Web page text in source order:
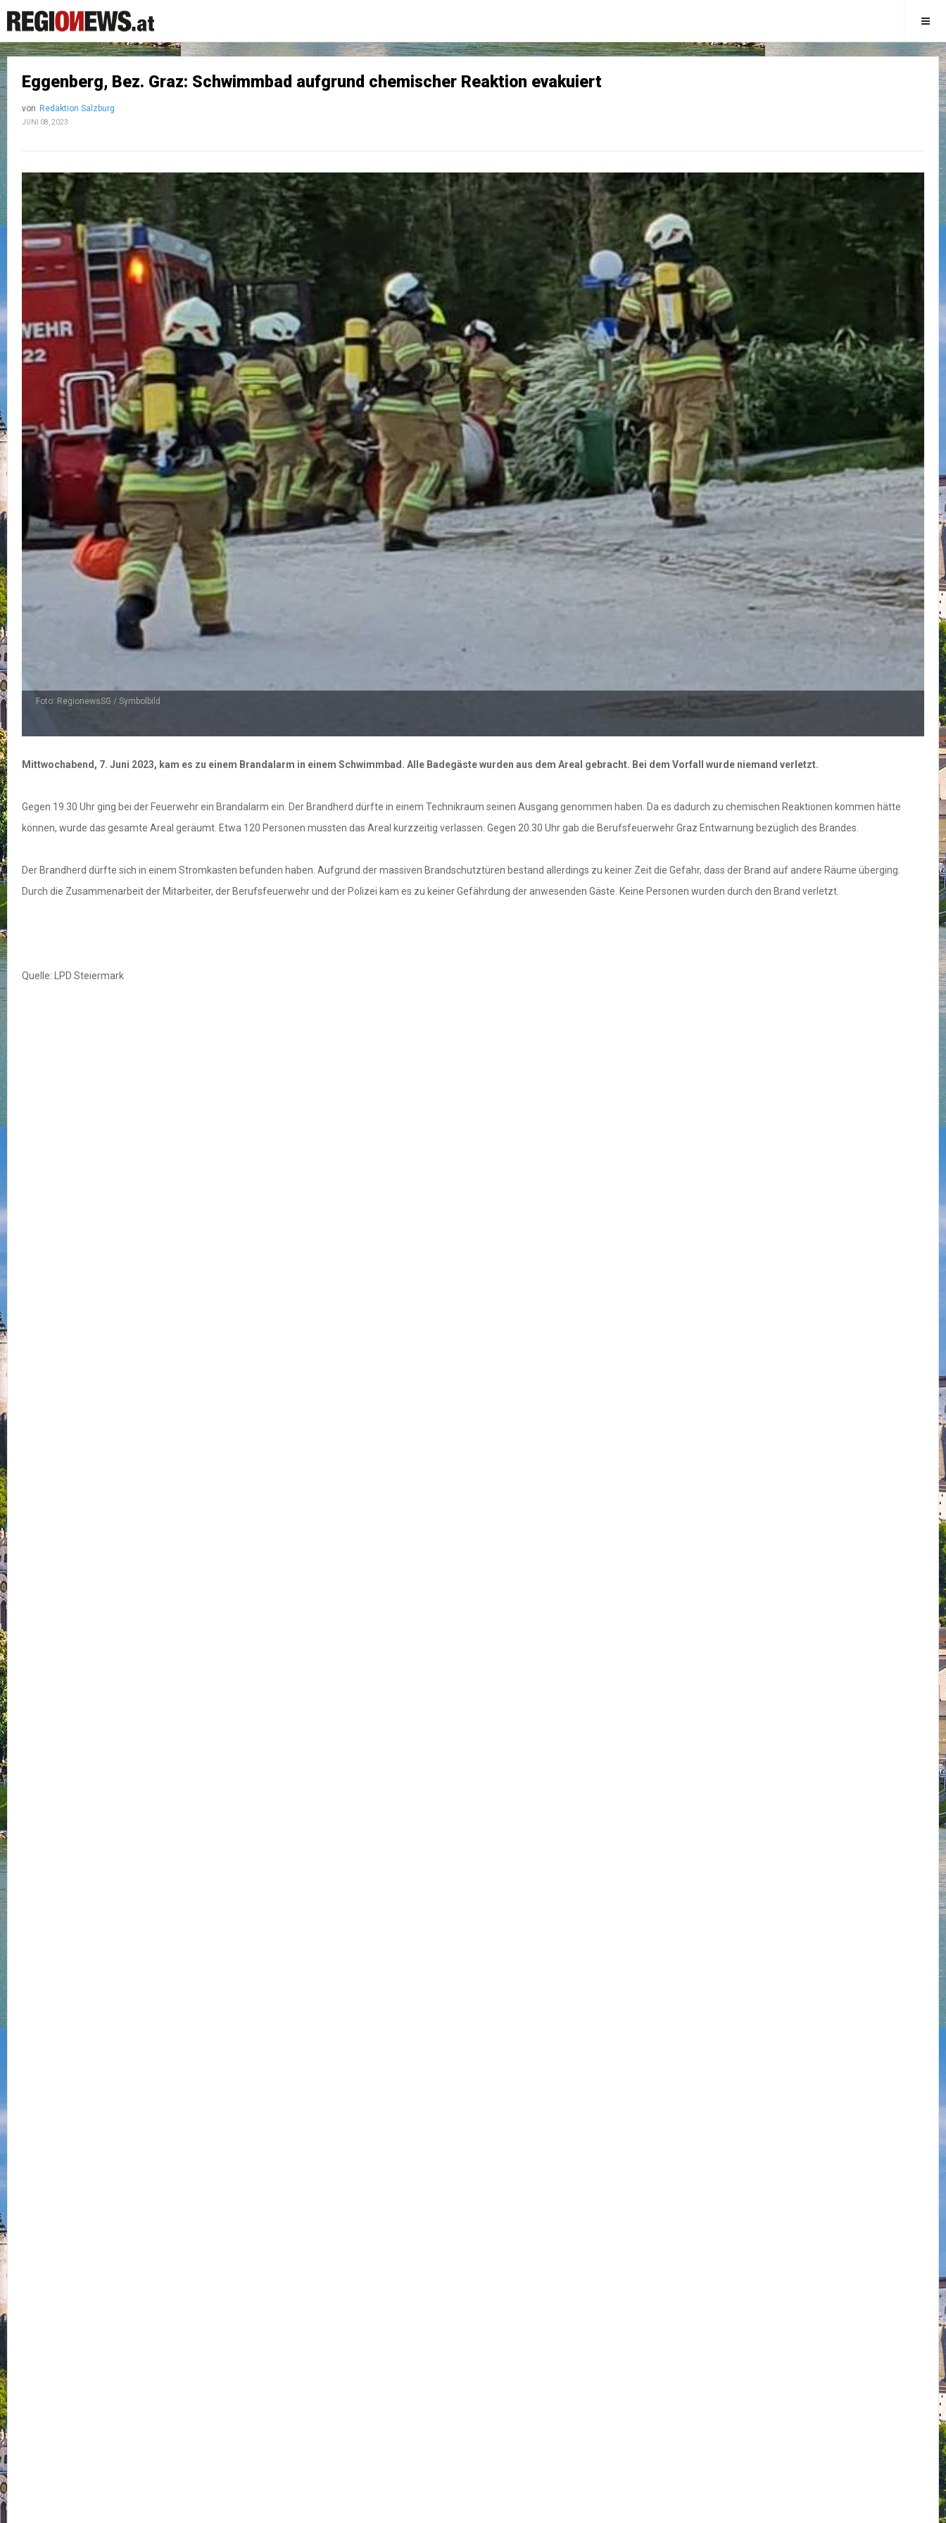
Eggenberg, Bez. Graz: Schwimmbad aufgrund chemischer Reaktion evakuiert
von Redaktion Salzburg
JUNI 08, 2023
Foto: RegionewsSG / Symbolbild
Mittwochabend, 7. Juni 2023, kam es zu einem Brandalarm in einem Schwimmbad. Alle Badegäste wurden aus dem Areal gebracht. Bei dem Vorfall wurde niemand verletzt.
Gegen 19.30 Uhr ging bei der Feuerwehr ein Brandalarm ein. Der Brandherd dürfte in einem Technikraum seinen Ausgang genommen haben. Da es dadurch zu chemischen Reaktionen kommen hätte
können, wurde das gesamte Areal geräumt. Etwa 120 Personen mussten das Areal kurzzeitig verlassen. Gegen 20.30 Uhr gab die Berufsfeuerwehr Graz Entwarnung bezüglich des Brandes.
Der Brandherd dürfte sich in einem Stromkasten befunden haben. Aufgrund der massiven Brandschutztüren bestand allerdings zu keiner Zeit die Gefahr, dass der Brand auf andere Räume überging.
Durch die Zusammenarbeit der Mitarbeiter, der Berufsfeuerwehr und der Polizei kam es zu keiner Gefährdung der anwesenden Gäste. Keine Personen wurden durch den Brand verletzt.
Quelle: LPD Steiermark